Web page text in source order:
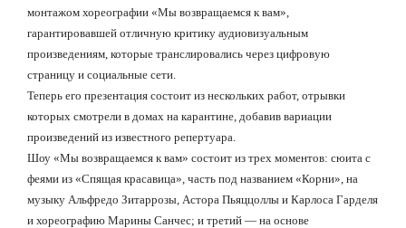
монтажом хореографии «Мы возвращаемся к вам»,
гарантировавшей отличную критику аудиовизуальным
произведениям, которые транслировались через цифровую
страницу и социальные сети.
Теперь его презентация состоит из нескольких работ, отрывки
которых смотрели в домах на карантине, добавив вариации
произведений из известного репертуара.
Шоу «Мы возвращаемся к вам» состоит из трех моментов: сюита с
феями из «Спящая красавица», часть под названием «Корни», на
музыку Альфредо Зитаррозы, Астора Пьяццоллы и Карлоса Гарделя
и хореографию Марины Санчес; и третий — на основе